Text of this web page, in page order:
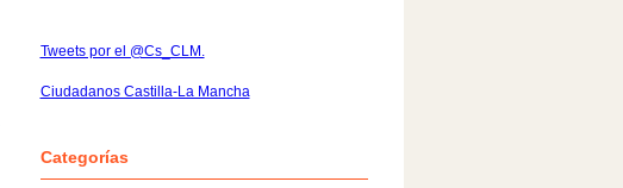
Tweets por el @Cs_CLM.
Ciudadanos Castilla-La Mancha
Categorías